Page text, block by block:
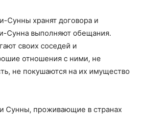
Сунны хранят договора и
Сунна выполняют обещания.
своих соседей и
отношения с ними, не
не покушаются на их имущество
Сунны, проживающие в странах